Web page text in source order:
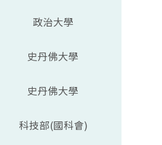
政治大學
史丹佛大學
史丹佛大學
科技部(國科會)